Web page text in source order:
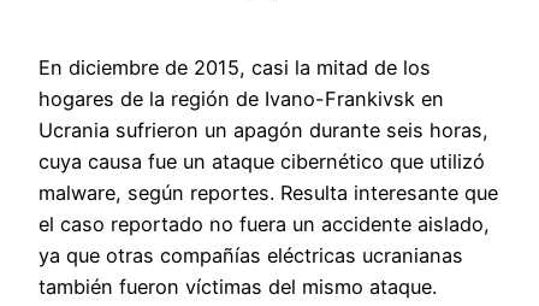
En diciembre de 2015, casi la mitad de los
hogares de la región de Ivano-Frankivsk en
Ucrania sufrieron un apagón durante seis horas,
cuya causa fue un ataque cibernético que utilizó
malware, según reportes. Resulta interesante que
el caso reportado no fuera un accidente aislado,
ya que otras compañías eléctricas ucranianas
también fueron víctimas del mismo ataque.